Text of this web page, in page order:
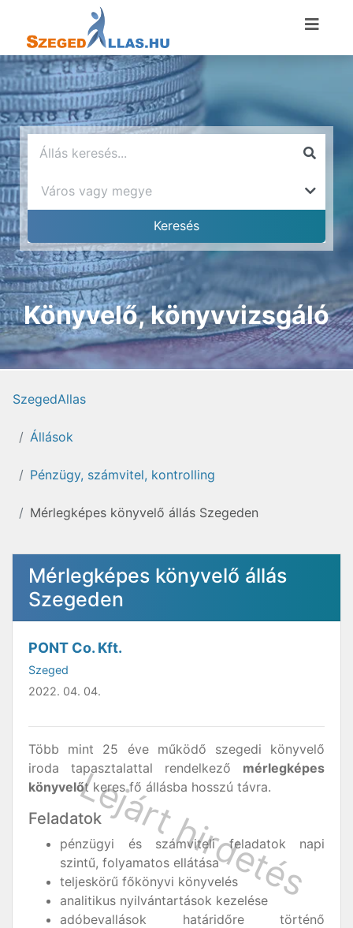
Könyvelő, könyvvizsgáló
SzegedAllas
Állások
Pénzügy, számvitel, kontrolling
Mérlegképes könyvelő állás Szegeden
Mérlegképes könyvelő állás
Szegeden
PONT Co. Kft.
Szeged
2022. 04. 04.
Több mint 25 éve működő szegedi könyvelő
iroda tapasztalattal rendelkező mérlegképes
könyvelőt keres fő állásba hosszú távra.
Feladatok
pénzügyi és számviteli feladatok napi
szintű, folyamatos ellátása
teljeskörű főkönyvi könyvelés
analitikus nyilvántartások kezelése
adóbevallások határidőre történő